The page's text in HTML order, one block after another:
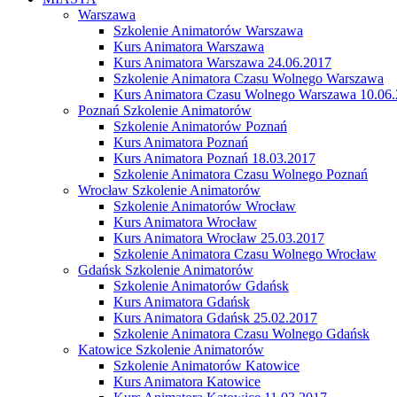
Warszawa
Szkolenie Animatorów Warszawa
Kurs Animatora Warszawa
Kurs Animatora Warszawa 24.06.2017
Szkolenie Animatora Czasu Wolnego Warszawa
Kurs Animatora Czasu Wolnego Warszawa
Poznań Szkolenie Animatorów
Szkolenie Animatorów Poznań
Kurs Animatora Poznań
Kurs Animatora Poznań 18.03.2017
Szkolenie Animatora Czasu Wolnego Poznań
Wrocław Szkolenie Animatorów
Szkolenie Animatorów Wrocław
Kurs Animatora Wrocław
Kurs Animatora Wrocław 25.03.2017
Szkolenie Animatora Czasu Wolnego Wrocław
Gdańsk Szkolenie Animatorów
Szkolenie Animatorów Gdańsk
Kurs Animatora Gdańsk
Kurs Animatora Gdańsk 25.02.2017
Szkolenie Animatora Czasu Wolnego Gdańsk
Katowice Szkolenie Animatorów
Szkolenie Animatorów Katowice
Kurs Animatora Katowice